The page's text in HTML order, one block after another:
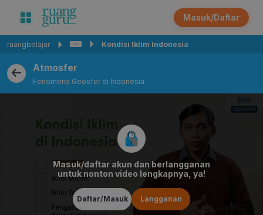
Masuk/Daftar
ruangbelajar Kondisi Iklim Indonesia
Atmosfer
Fenomena Geosfer di Indonesia
Masuk/daftar akun dan berlangganan
untuk nonton video lengkapnya, ya!
Daftar/Masuk Langganan